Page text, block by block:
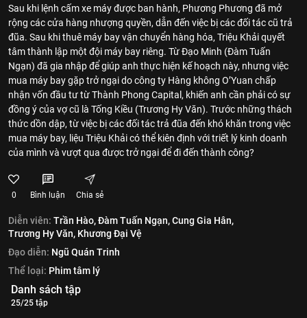
Sau khi lệnh cấm xe máy được ban hành, Phương Phương đã mở
rộng các cửa hàng nhượng quyền, dẫn đến việc bị các đối tác cũ trả
đũa. Sau khi thuê máy bay vận chuyển hàng hóa, Triệu Khải quyết
tâm thành lập một đội máy bay riêng. Từ Đạo Minh (Đàm Tuấn
Ngạn) đã gia nhập để giúp anh thực hiện kế hoạch này, nhưng việc
mua máy bay gặp trở ngại do công ty Hàng không O’Yuan chấp
nhận vốn đầu tư từ Thành Phong Capital, khiến anh cần phải có sự
đồng ý của vợ cũ là Tống Kiều (Trương Hy Văn). Trước những thách
thức dồn dập, từ việc bị các đối tác trả đũa đến khó khăn trong việc
mua máy bay, liệu Triệu Khải có thể kiên định với triết lý kinh doanh
của mình và vượt qua được trở ngại để đi đến thành công?
0 Bình luận Chia sẻ
Diễn viên: Trần Hào,Đàm Tuấn Ngạn,Cung Gia Hân,
Trương Hy Văn, Khương Đại Vệ
Đạo diễn: Ngũ Quán Trinh
Thể loại: Phim tâm lý
Danh sách tập
25/25 tập